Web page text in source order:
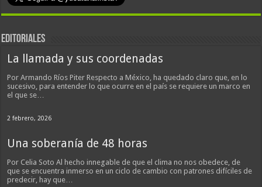
EDITORIALES
La llamada y sus coordenadas
Por Armando Ríos Piter Respecto a México, ha quedado claro que, en lo
sucesivo, para entender lo que ocurre en el país se requiere un marco en
el que se…
2 febrero, 2026
Una soberanía de 48 horas
Por Celia Soto Al hecho innegable de que el clima no nos obedece, de
que se encuentra inmerso en un ciclo de cambio con patrones difíciles de
predecir, hay que…